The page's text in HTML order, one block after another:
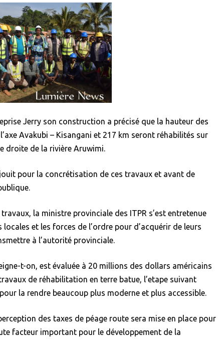
Jerry son construction a précisé que la hauteur des
Avakubi – Kisangani et 217 km seront réhabilités sur
droite de la rivière Aruwimi.
pour la concrétisation de ces travaux et avant de
la ministre provinciale des ITPR s’est entretenue
et les forces de l’ordre pour d’acquérir de leurs
à l’autorité provinciale.
t-on, est évaluée à 20 millions des dollars américains
de réhabilitation en terre batue, l’etape suivant
la rendre beaucoup plus moderne et plus accessible.
des taxes de péage route sera mise en place pour
facteur important pour le développement de la